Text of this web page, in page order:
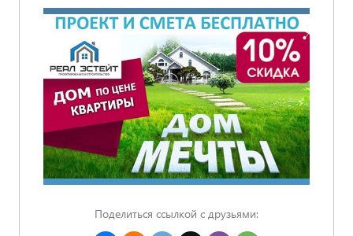
Поделиться ссылкой с друзьями: